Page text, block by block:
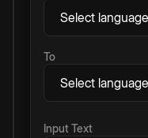
To
Input Text